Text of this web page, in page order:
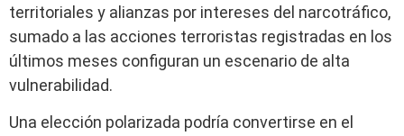
territoriales y alianzas por intereses del narcotráfico,
sumado a las acciones terroristas registradas en los
últimos meses configuran un escenario de alta
vulnerabilidad.
Una elección polarizada podría convertirse en el